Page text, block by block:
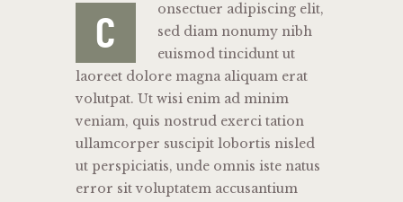
C
onsectuer adipiscing elit,
sed diam nonumy nibh
euismod tincidunt ut
laoreet dolore magna aliquam erat
volutpat. Ut wisi enim ad minim
veniam, quis nostrud exerci tation
ullamcorper suscipit lobortis nisled
ut perspiciatis, unde omnis iste natus
error sit voluptatem accusantium